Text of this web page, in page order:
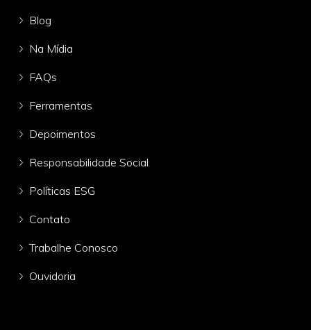
Blog
Na Mídia
FAQs
Ferramentas
Depoimentos
Responsabilidade Social
Políticas ESG
Contato
Trabalhe Conosco
Ouvidoria